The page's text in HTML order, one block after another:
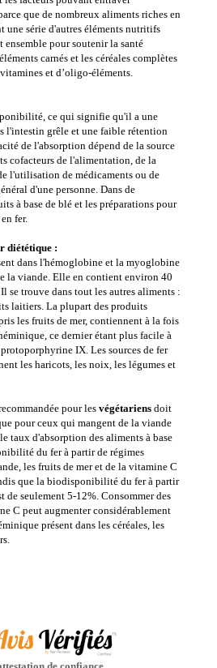
que de nombreux aliments riches en
une série d'autres éléments nutritifs
pour soutenir la santé
carnés et les céréales complètes
et d’oligo-éléments.
ce qui signifie qu'il a une
l'intestin grêle et une faible rétention
de l'absorption dépend de la source
cofacteurs de l'alimentation, de la
l'utilisation de médicaments ou de
d'une personne. Dans de
à base de blé et les préparations pour
fer.
diététique :
dans l'hémoglobine et la myoglobine
la viande. Elle en contient environ 40
Il se trouve dans tout les autres aliments :
laitiers. La plupart des produits
les fruits de mer, contiennent à la fois
ce dernier étant plus facile à
IX. Les sources de fer
les haricots, les noix, les légumes et
pour lesvégétariens doit
pour ceux qui mangent de la viande
taux d'absorption des aliments à base
du fer à partir de régimes
les fruits de mer et de la vitamine C
que la biodisponibilité du fer à partir
de seulement 5-12%. Consommer des
C peut augmenter considérablement
présent dans les céréales, les